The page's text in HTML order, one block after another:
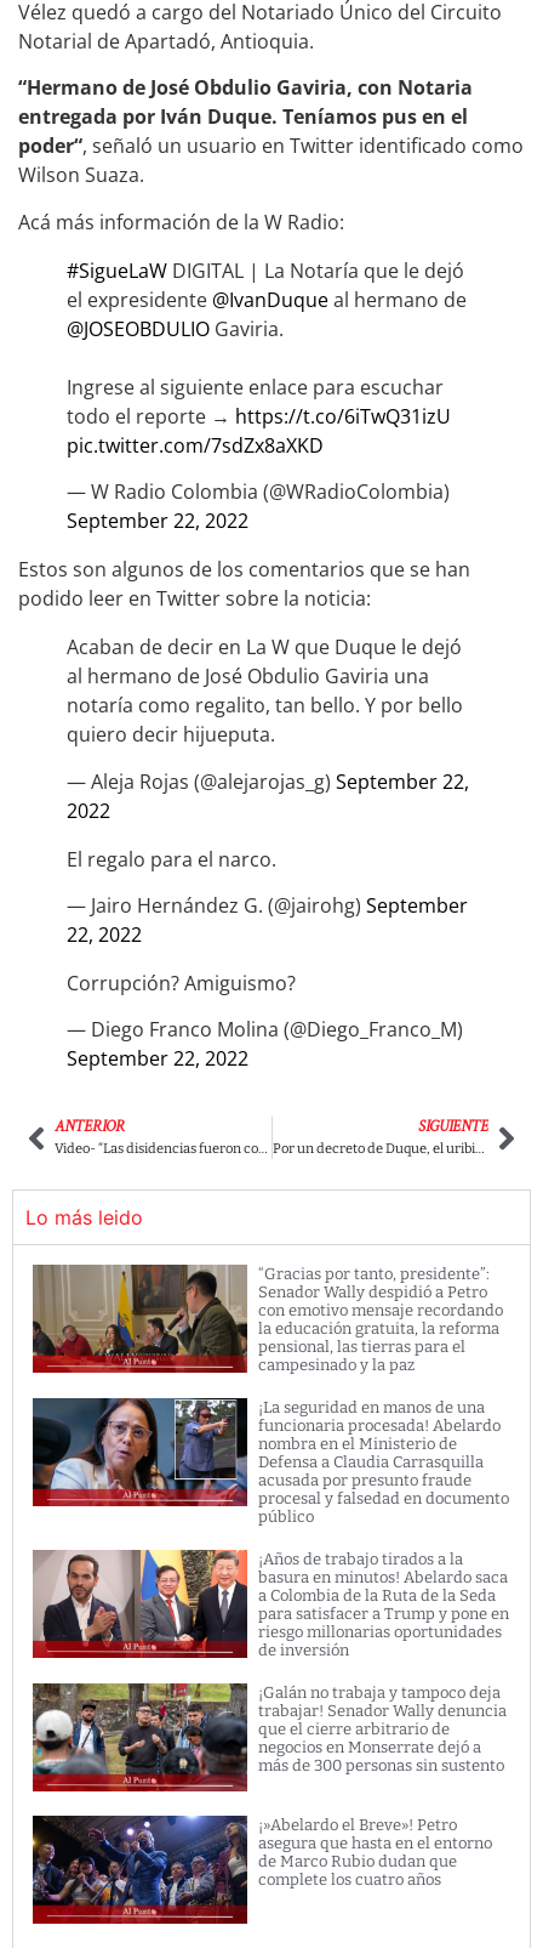
Vélez quedó a cargo del Notariado Único del Circuito
Notarial de Apartadó, Antioquia.
“Hermano de José Obdulio Gaviria, con Notaria
entregada por Iván Duque. Teníamos pus en el
poder“, señaló un usuario en Twitter identificado como
Wilson Suaza.
Acá más información de la W Radio:
#SigueLaW DIGITAL | La Notaría que le dejó
el expresidente @IvanDuqueal hermano de
@JOSEOBDULIO Gaviria.
Ingrese al siguiente enlace para escuchar
todo el reporte → https://t.co/6iTwQ31izU
pic.twitter.com/7sdZx8aXKD
— W Radio Colombia (@WRadioColombia)
September 22, 2022
Estos son algunos de los comentarios que se han
podido leer en Twitter sobre la noticia:
Acaban de decir en La W que Duque le dejó
al hermano de José Obdulio Gaviria una
notaría como regalito, tan bello. Y por bello
quiero decir hijueputa.
— Aleja Rojas (@alejarojas_g) September 22,
2022
El regalo para el narco.
— Jairo Hernández G. (@jairohg) September
22, 2022
Corrupción? Amiguismo?
— Diego Franco Molina (@Diego_Franco_M)
September 22, 2022
ANTERIOR
Video- “Las disidencias fueron construidas por Duque”: El fuerte dardo de Petro contra el expresidente
SIGUIENTE
Por un decreto de Duque, el uribista Polo Polo podría perder su curul en el Congreso
Lo más leido
“Gracias por tanto, presidente”:
Senador Wally despidió a Petro
con emotivo mensaje recordando
la educación gratuita, la reforma
pensional, las tierras para el
campesinado y la paz
¡La seguridad en manos de una
funcionaria procesada! Abelardo
nombra en el Ministerio de
Defensa a Claudia Carrasquilla
acusada por presunto fraude
procesal y falsedad en documento
público
¡Años de trabajo tirados a la
basura en minutos! Abelardo saca
a Colombia de la Ruta de la Seda
para satisfacer a Trump y pone en
riesgo millonarias oportunidades
de inversión
¡Galán no trabaja y tampoco deja
trabajar! Senador Wally denuncia
que el cierre arbitrario de
negocios en Monserrate dejó a
más de 300 personas sin sustento
¡»Abelardo el Breve»! Petro
asegura que hasta en el entorno
de Marco Rubio dudan que
complete los cuatro años